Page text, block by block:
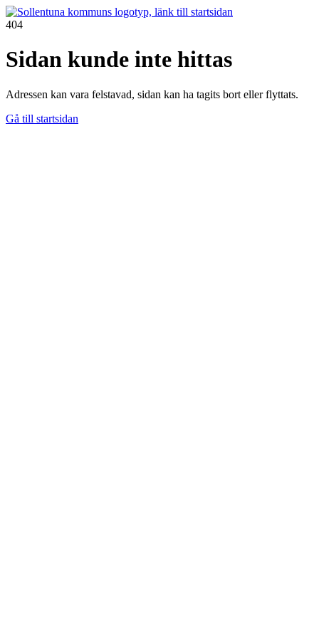
404
Sidan kunde inte hittas
Adressen kan vara felstavad, sidan kan ha tagits bort eller flyttats.
Gå till startsidan